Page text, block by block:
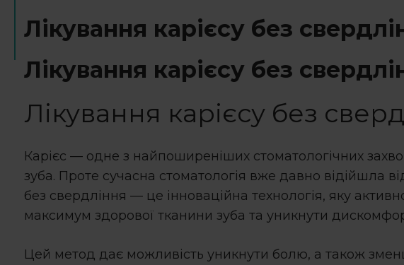
Лікування карієсу без
Лікування карієсу без
Лікування карієсу без
Карієс — одне з найпоширеніших стоматологічних
зуба. Проте сучасна стоматологія вже давно відійшла
без свердління — це інноваційна технологія, яку
максимум здорової тканини зуба та уникнути
Цей метод дає можливість уникнути болю, а також